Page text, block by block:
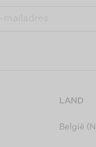
LAND
België